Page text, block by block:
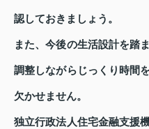
認しておきましょう。
また、今後の生活設計を踏
調整しながらじっくり時間
欠かせません。
独立行政法人住宅金融支援